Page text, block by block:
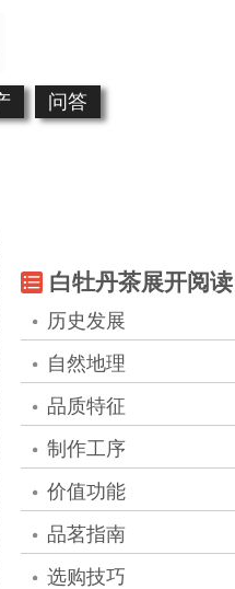
问答
白牡丹茶展开阅读
历史发展
自然地理
品质特征
制作工序
价值功能
品茗指南
选购技巧